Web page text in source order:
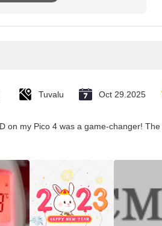
Tuvalu Oct 29.2025
on my Pico 4 was a game-changer!